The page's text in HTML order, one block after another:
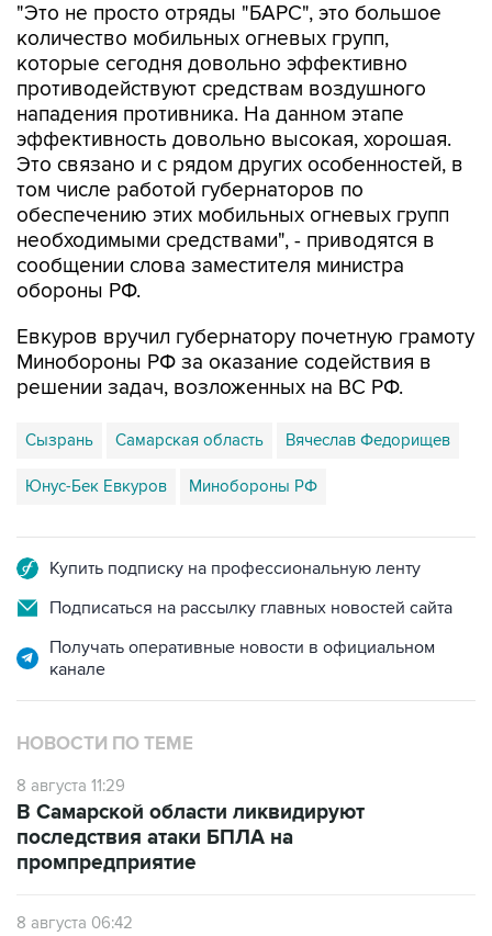
"Это не просто отряды "БАРС", это большое
количество мобильных огневых групп,
которые сегодня довольно эффективно
противодействуют средствам воздушного
нападения противника. На данном этапе
эффективность довольно высокая, хорошая.
Это связано и с рядом других особенностей, в
том числе работой губернаторов по
обеспечению этих мобильных огневых групп
необходимыми средствами", - приводятся в
сообщении слова заместителя министра
обороны РФ.
Евкуров вручил губернатору почетную грамоту
Минобороны РФ за оказание содействия в
решении задач, возложенных на ВС РФ.
Сызрань Самарская область Вячеслав Федорищев
Юнус-Бек Евкуров Минобороны РФ
Купить подписку на профессиональную ленту
Подписаться на рассылку главных новостей сайта
Получать оперативные новости в официальном
канале
НОВОСТИ ПО ТЕМЕ
8 августа 11:29
В Самарской области ликвидируют
последствия атаки БПЛА на
промпредприятие
8 августа 06:42